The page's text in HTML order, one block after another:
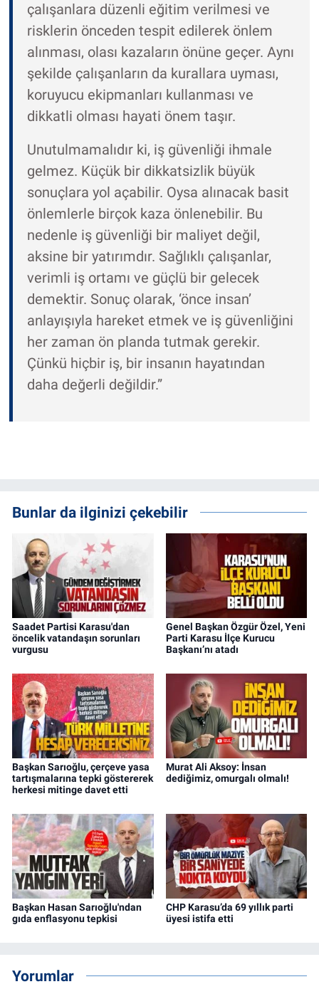
çalışanlara düzenli eğitim verilmesi ve
risklerin önceden tespit edilerek önlem
alınması, olası kazaların önüne geçer. Aynı
şekilde çalışanların da kurallara uyması,
koruyucu ekipmanları kullanması ve
dikkatli olması hayati önem taşır.
Unutulmamalıdır ki, iş güvenliği ihmale
gelmez. Küçük bir dikkatsizlik büyük
sonuçlara yol açabilir. Oysa alınacak basit
önlemlerle birçok kaza önlenebilir. Bu
nedenle iş güvenliği bir maliyet değil,
aksine bir yatırımdır. Sağlıklı çalışanlar,
verimli iş ortamı ve güçlü bir gelecek
demektir. Sonuç olarak, ‘önce insan’
anlayışıyla hareket etmek ve iş güvenliğini
her zaman ön planda tutmak gerekir.
Çünkü hiçbir iş, bir insanın hayatından
daha değerli değildir.”
Bunlar da ilginizi çekebilir
Saadet Partisi Karasu'dan
öncelik vatandaşın sorunları
vurgusu
Genel Başkan Özgür Özel, Yeni
Parti Karasu İlçe Kurucu
Başkanı’nı atadı
Başkan Sarıoğlu, çerçeve yasa
tartışmalarına tepki göstererek
herkesi mitinge davet etti
Murat Ali Aksoy: İnsan
dediğimiz, omurgalı olmalı!
Başkan Hasan Sarıoğlu'ndan
gıda enflasyonu tepkisi
CHP Karasu’da 69 yıllık parti
üyesi istifa etti
Yorumlar